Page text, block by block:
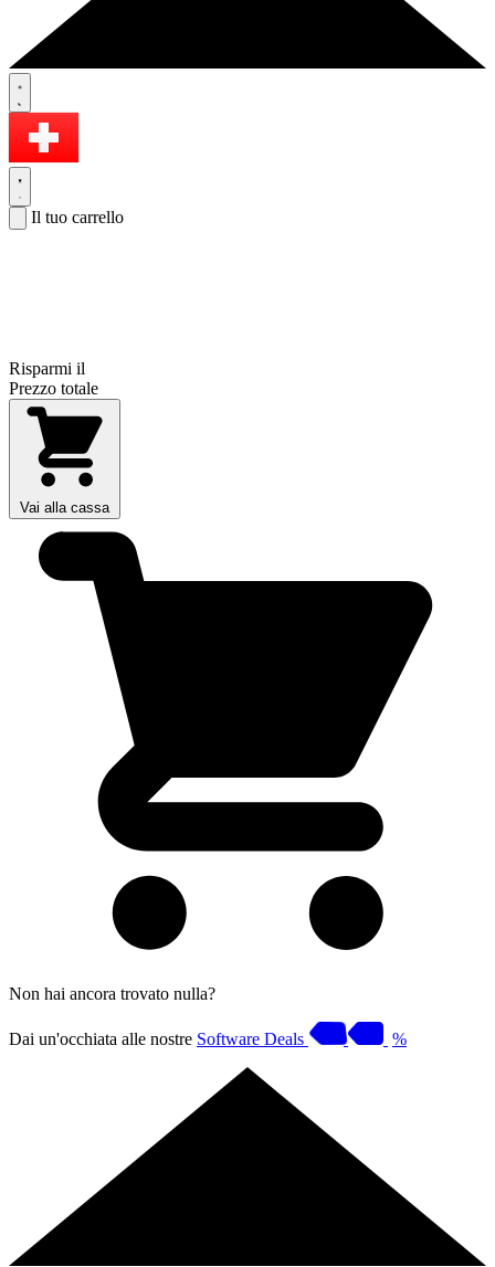
Il tuo carrello
Risparmi il
Prezzo totale
Vai alla cassa
Non hai ancora trovato nulla?
Dai un'occhiata alle nostre Software Deals %